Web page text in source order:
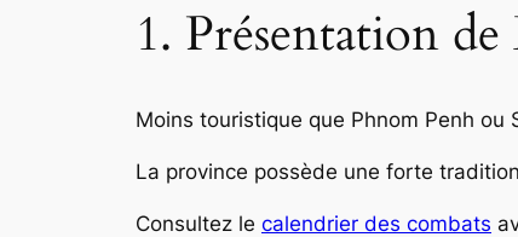
1. Présentation
Moins touristique que Phnom Penh ou
La province possède une forte
Consultez le calendrier des combats